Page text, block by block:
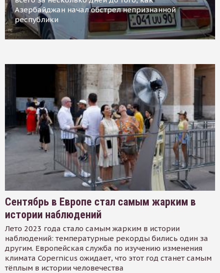
Азербайджан начал обстрел непризнанной
республики
Сентябрь в Европе стал самым жарким в
истории наблюдений
Лето 2023 года стало самым жарким в истории
наблюдений: температурные рекорды бились один за
другим. Европейская служба по изучению изменения
климата Copernicus ожидает, что этот год станет самым
тёплым в истории человечества